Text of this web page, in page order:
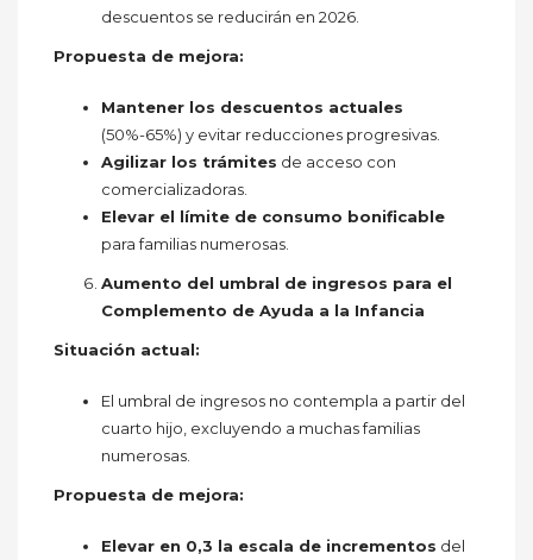
descuentos se reducirán en 2026.
Propuesta de mejora:
Mantener los descuentos actuales
(50%-65%) y evitar reducciones progresivas.
Agilizar los trámites de acceso con
comercializadoras.
Elevar el límite de consumo bonificable
para familias numerosas.
Aumento del umbral de ingresos para el
Complemento de Ayuda a la Infancia
Situación actual:
El umbral de ingresos no contempla a partir del
cuarto hijo, excluyendo a muchas familias
numerosas.
Propuesta de mejora:
Elevar en 0,3 la escala de incrementos del